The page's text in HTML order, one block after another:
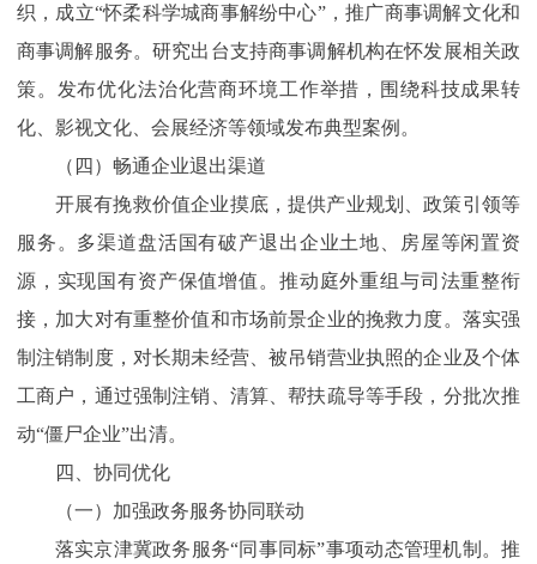
织，成立“怀柔科学城商事解纷中心”，推广商事调解文化和
商事调解服务。研究出台支持商事调解机构在怀发展相关政
策。发布优化法治化营商环境工作举措，围绕科技成果转
化、影视文化、会展经济等领域发布典型案例。
（四）畅通企业退出渠道
开展有挽救价值企业摸底，提供产业规划、政策引领等
服务。多渠道盘活国有破产退出企业土地、房屋等闲置资
源，实现国有资产保值增值。推动庭外重组与司法重整衔
接，加大对有重整价值和市场前景企业的挽救力度。落实强
制注销制度，对长期未经营、被吊销营业执照的企业及个体
工商户，通过强制注销、清算、帮扶疏导等手段，分批次推
动“僵尸企业”出清。
四、协同优化
（一）加强政务服务协同联动
落实京津冀政务服务“同事同标”事项动态管理机制。推